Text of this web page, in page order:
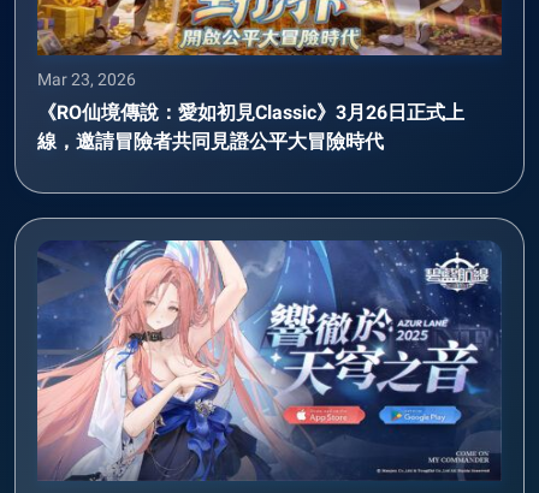
Mar 23, 2026
《RO仙境傳說：愛如初見Classic》3月26日正式上
線，邀請冒險者共同見證公平大冒險時代